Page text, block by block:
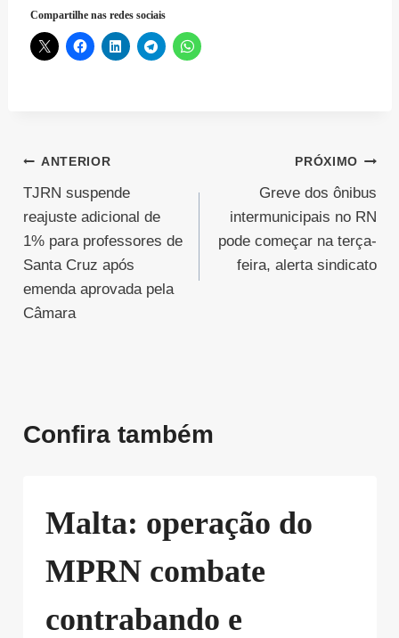
Compartilhe nas redes sociais
Navegação
de
Post
ANTERIOR
TJRN suspende
reajuste adicional de
1% para professores de
Santa Cruz após
emenda aprovada pela
Câmara
PRÓXIMO
Greve dos ônibus
intermunicipais no RN
pode começar na terça-
feira, alerta sindicato
Confira também
Malta: operação do
MPRN combate
contrabando e